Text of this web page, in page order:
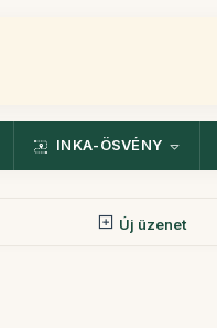
INKA-ÖSVÉNY
Új üzenet